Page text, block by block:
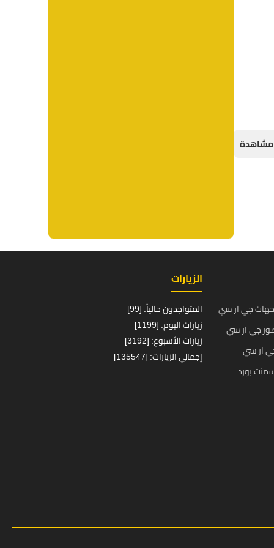
جي ار سي
جي ار سي
ار سي
بورد
الزيارات
المتواجدون حالياً: [99]
زيارات اليوم: [1199]
زيارات الأسبوع: [3192]
إجمالي الزيارات: [135547]